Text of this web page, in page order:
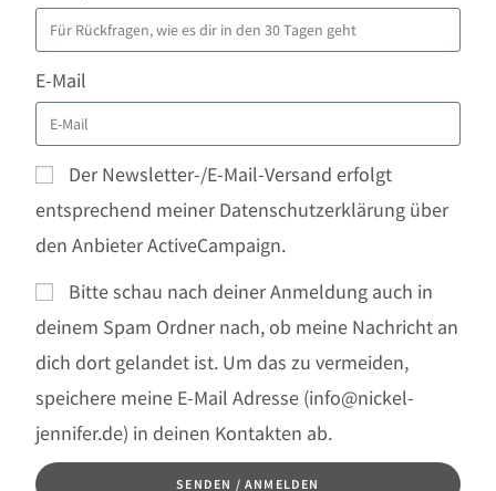
E-Mail
Der Newsletter-/E-Mail-Versand erfolgt
entsprechend meiner Datenschutzerklärung über
den Anbieter ActiveCampaign.
Bitte schau nach deiner Anmeldung auch in
deinem Spam Ordner nach, ob meine Nachricht an
dich dort gelandet ist. Um das zu vermeiden,
speichere meine E-Mail Adresse (info@nickel-
jennifer.de) in deinen Kontakten ab.
SENDEN / ANMELDEN